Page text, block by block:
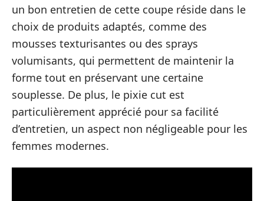
un bon entretien de cette coupe réside dans le
choix de produits adaptés, comme des
mousses texturisantes ou des sprays
volumisants, qui permettent de maintenir la
forme tout en préservant une certaine
souplesse. De plus, le pixie cut est
particulièrement apprécié pour sa facilité
d’entretien, un aspect non négligeable pour les
femmes modernes.